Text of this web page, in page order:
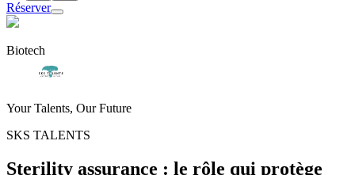
Réserver
Biotech
Your Talents, Our Future
SKS TALENTS
Sterility assurance : le rôle qui protège